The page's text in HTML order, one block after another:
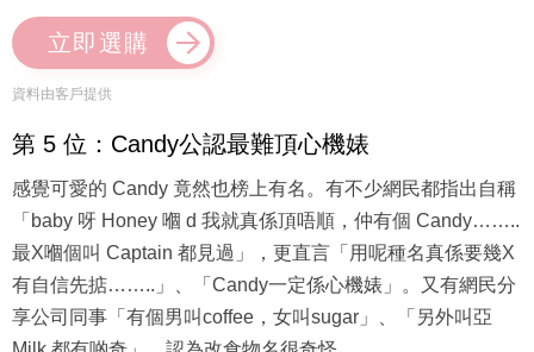
立即選購
資料由客戶提供
第 5 位：Candy公認最難頂心機婊
感覺可愛的 Candy 竟然也榜上有名。有不少網民都指出自稱
「baby 呀 Honey 嗰 d 我就真係頂唔順，仲有個 Candy……..
最X嗰個叫 Captain 都見過」，更直言「用呢種名真係要幾X
有自信先掂……..」、「Candy一定係心機婊」。又有網民分
享公司同事「有個男叫coffee，女叫sugar」、「另外叫亞